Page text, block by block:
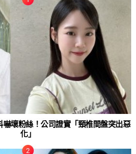
壞粉絲！公司證實「頸椎間盤突出惡
化」